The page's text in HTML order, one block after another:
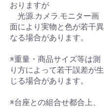
おりますが
光源.カメラ.モニター画
面により実物と色が若干異
なる場合があります。
※重量・商品サイズ等は測
り方によって若干誤差が生
じる場合があります。
※台座との組合せ都合上、